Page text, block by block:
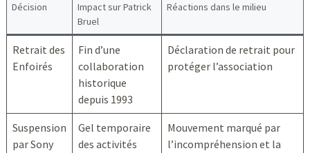
Décision
Impact sur Patrick
Bruel
Réactions dans le milieu
Retrait des
Enfoirés
Fin d’une
collaboration
historique
depuis 1993
Déclaration de retrait pour
protéger l’association
Suspension
par Sony
Gel temporaire
des activités
Mouvement marqué par
l’incompréhension et la